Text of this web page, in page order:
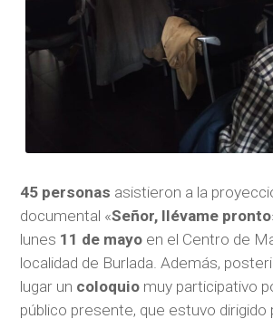
45 personas asistieron a la
documental «Señor, llévame pronto
lunes 11 de mayo en el Centro de
localidad de Burlada. Además,
lugar un coloquio muy participativo
público presente, que estuvo dirigido